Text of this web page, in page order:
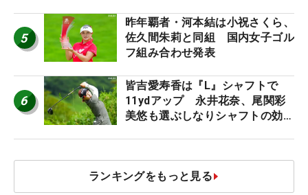
ロたちの“飛ばしギア”】
5
昨年覇者・河本結は小祝さくら、
佐久間朱莉と同組 国内女子ゴル
フ組み合わせ発表
6
皆吉愛寿香は『L』シャフトで
11ydアップ 永井花奈、尾関彩
美悠も選ぶしなりシャフトの効果
ランキングをもっと見る